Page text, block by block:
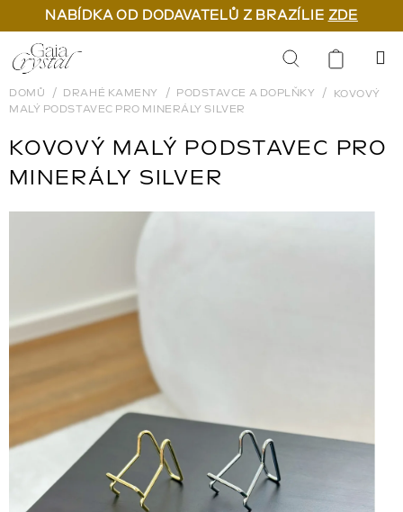
NABÍDKA OD DODAVATELŮ Z BRAZÍLIE ZDE
Přejít
na
obsah
Hledat
DOMŮ DRAHÉ KAMENY PODSTAVCE A DOPLŇKY
KOVOVÝ
MALÝ PODSTAVEC PRO MINERÁLY SILVER
KOVOVÝ MALÝ PODSTAVEC PRO
MINERÁLY SILVER